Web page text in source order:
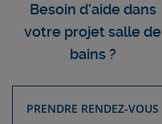
Besoin d’aide dans
votre projet salle de
bains ?
PRENDRE RENDEZ-VOUS